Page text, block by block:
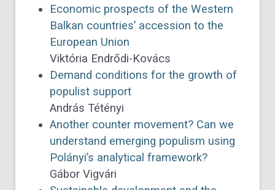
Economic prospects of the Western
Balkan countries’ accession to the
European Union
Viktória Endrődi-Kovács
Demand conditions for the growth of
populist support
András Tétényi
Another counter movement? Can we
understand emerging populism using
Polányi’s analytical framework?
Gábor Vigvári